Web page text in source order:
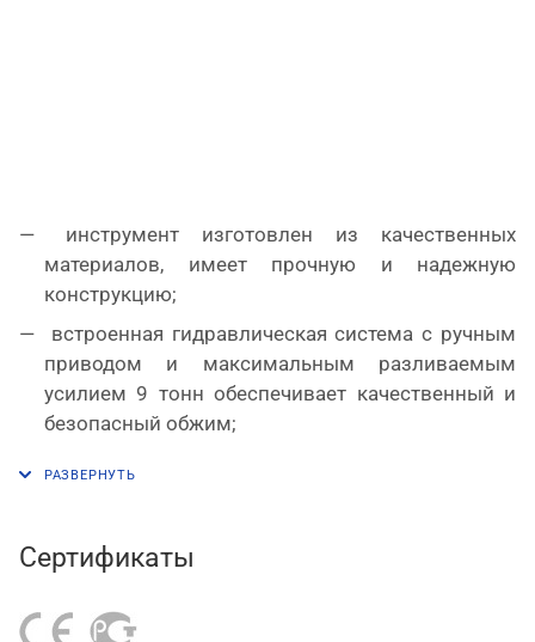
инструмент изготовлен из качественных
материалов, имеет прочную и надежную
конструкцию;
встроенная гидравлическая система с ручным
приводом и максимальным разливаемым
усилием 9 тонн обеспечивает качественный и
безопасный обжим;
стационарных объектах и выездных работах в
имеет небольшие размер и массу, а также
Сертификаты